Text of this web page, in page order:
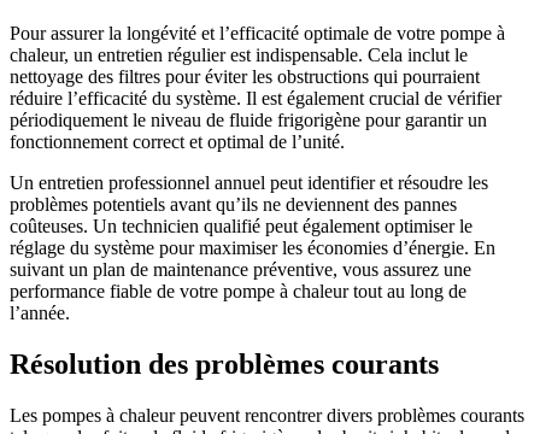
Pour assurer la longévité et l’efficacité optimale de votre pompe à
chaleur, un entretien régulier est indispensable. Cela inclut le
nettoyage des filtres pour éviter les obstructions qui pourraient
réduire l’efficacité du système. Il est également crucial de vérifier
périodiquement le niveau de fluide frigorigène pour garantir un
fonctionnement correct et optimal de l’unité.
Un entretien professionnel annuel peut identifier et résoudre les
problèmes potentiels avant qu’ils ne deviennent des pannes
coûteuses. Un technicien qualifié peut également optimiser le
réglage du système pour maximiser les économies d’énergie. En
suivant un plan de maintenance préventive, vous assurez une
performance fiable de votre pompe à chaleur tout au long de
l’année.
Résolution des problèmes courants
Les pompes à chaleur peuvent rencontrer divers problèmes courants